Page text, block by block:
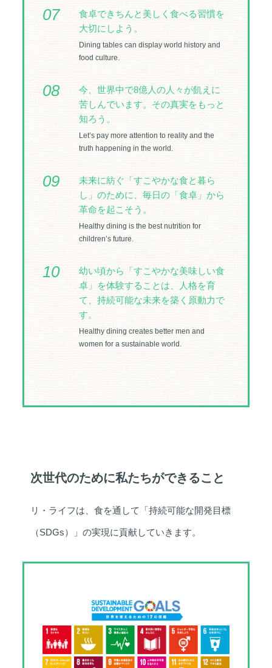
07
食卓できちんと美しく食べる習慣を
大切にしよう。
Dining tables can display world history and
food culture.
08
今、世界中で8億人の人々が飢えに
苦しんでいます。その真実をもっと
知ろう。
Let’s pay more attention to reality and the
truth happening in the world.
09
未来に紡ぐ「すこやかな食と暮ら
し」のために、毎日の「食卓」から
革命を起こそう。
Healthy dining is the best nutrition for
children’s future.
10
幼い頃から「すこやかな美味しい食
卓」を体験することは、人格を育
て、持続可能な未来を築く原動力で
す。
Healthy dining creates better men and
women for a sustainable world.
次世代のために私たちができること
リ・ライフは、食を通して「持続可能な開発目標
（SDGs）」の実現に貢献していきます。